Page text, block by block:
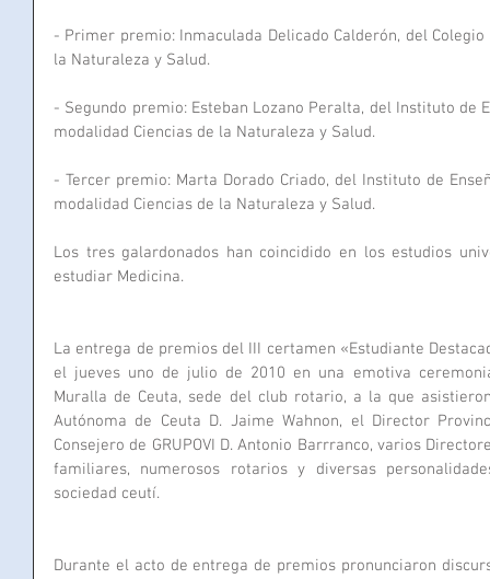
- Primer premio: Inmaculada Delicado Calderón, del
la Naturaleza y Salud.
- Segundo premio: Esteban Lozano Peralta, del Instituto de
modalidad Ciencias de la Naturaleza y Salud.
- Tercer premio: Marta Dorado Criado, del Instituto de
modalidad Ciencias de la Naturaleza y Salud.
Los tres galardonados han coincidido en los estudios
estudiar Medicina.
La entrega de premios del III certamen «Estudiante
el jueves uno de julio de 2010 en una emotiva
Muralla de Ceuta, sede del club rotario, a la que
Autónoma de Ceuta D. Jaime Wahnon, el Director
Consejero de GRUPOVI D. Antonio Barrranco, varios
familiares, numerosos rotarios y diversas
sociedad ceutí.
Durante el acto de entrega de premios pronunciaron